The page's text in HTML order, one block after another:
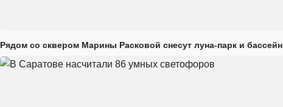
Рядом со сквером Марины Расковой снесут луна-парк и бассейн